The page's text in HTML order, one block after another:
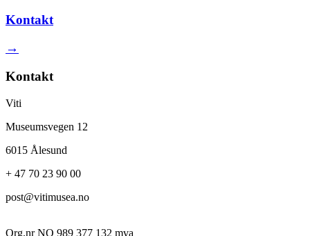
Kontakt
→
Kontakt
Viti
Museumsvegen 12
6015 Ålesund
+ 47 70 23 90 00
post@vitimusea.no
Org.nr NO 989 377 132 mva